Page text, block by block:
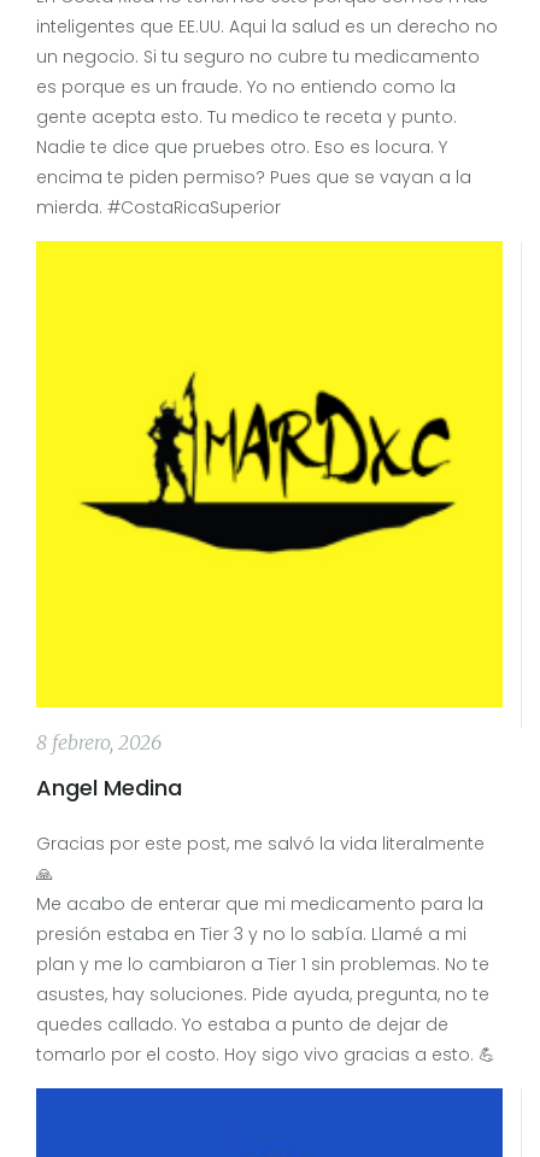
inteligentes que EE.UU. Aqui la salud es un derecho no
un negocio. Si tu seguro no cubre tu medicamento
es porque es un fraude. Yo no entiendo como la
gente acepta esto. Tu medico te receta y punto.
Nadie te dice que pruebes otro. Eso es locura. Y
encima te piden permiso? Pues que se vayan a la
mierda. #CostaRicaSuperior
8 febrero, 2026
Angel Medina
Gracias por este post, me salvó la vida literalmente
🙏
Me acabo de enterar que mi medicamento para la
presión estaba en Tier 3 y no lo sabía. Llamé a mi
plan y me lo cambiaron a Tier 1 sin problemas. No te
asustes, hay soluciones. Pide ayuda, pregunta, no te
quedes callado. Yo estaba a punto de dejar de
tomarlo por el costo. Hoy sigo vivo gracias a esto. 💪